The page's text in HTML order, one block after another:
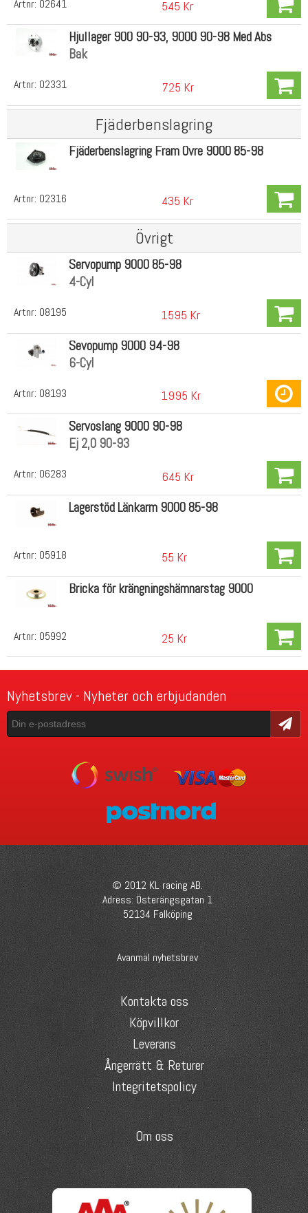
Artnr: 02641 545 Kr
Artnr: 02331
Hjullager 900 90-93, 9000 90-98 Med Abs
Bak
725 Kr
Fjäderbenslagring
Artnr: 02316
Fjäderbenslagring Fram Övre 9000 85-98
435 Kr
Övrigt
Artnr: 08195
Servopump 9000 85-98
4-Cyl
1595 Kr
Artnr: 08193
Sevopump 9000 94-98
6-Cyl
1995 Kr
Artnr: 06283
Servoslang 9000 90-98
Ej 2,0 90-93
645 Kr
Artnr: 05918
Lagerstöd Länkarm 9000 85-98
55 Kr
Artnr: 05992
Bricka för krängningshämnarstag 9000
25 Kr
Nyhetsbrev - Nyheter och erbjudanden
Skicka
© 2012 KL racing AB.
Adress: Österängsgatan 1
52134 Falköping
Avanmäl nyhetsbrev
Kontakta oss
Köpvillkor
Leverans
Ångerrätt & Returer
Integritetspolicy
Om oss